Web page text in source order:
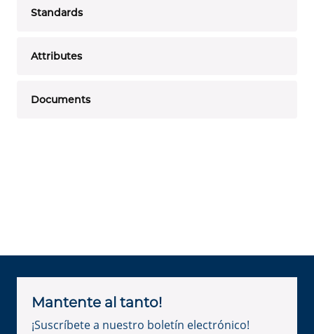
Standards
Attributes
Documents
Mantente al tanto!
¡Suscríbete a nuestro boletín electrónico!